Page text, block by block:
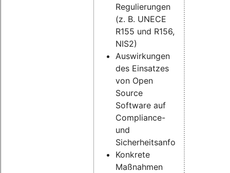
Regulierungen
(z. B. UNECE
R155 und R156,
NIS2)
Auswirkungen
des Einsatzes
von Open
Source
Software auf
Compliance-
und
Sicherheitsanforderungen
Konkrete
Maßnahmen